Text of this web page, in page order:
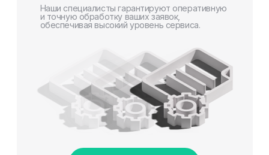
Наши специалисты гарантируют оперативную
и точную обработку ваших заявок,
обеспечивая высокий уровень сервиса.